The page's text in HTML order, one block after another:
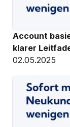
Account
klarer
02.05.2025